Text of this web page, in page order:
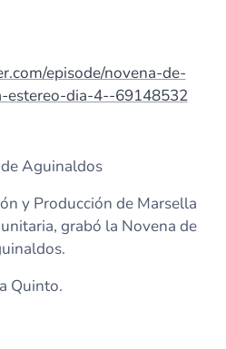
episode/novena-de-
estereo-dia-4--69148532
Aguinaldos
y Producción de Marsella
grabó la Novena de
Quinto.